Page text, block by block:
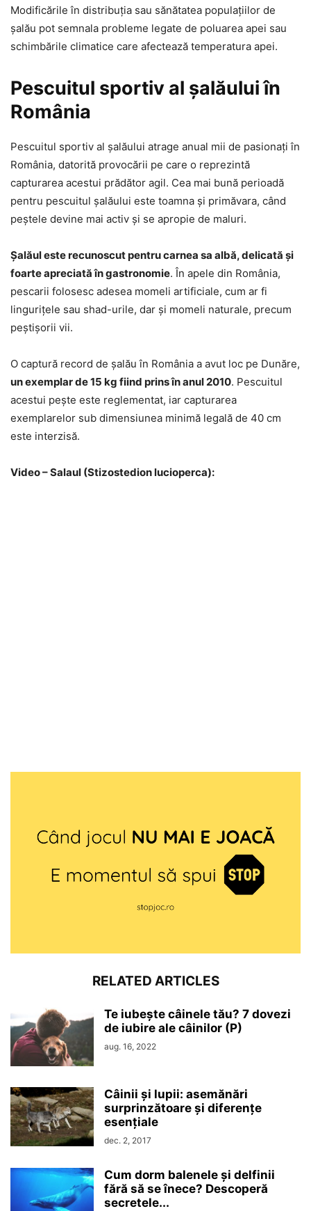
Modificările în distribuția sau sănătatea populațiilor de
șalău pot semnala probleme legate de poluarea apei sau
schimbările climatice care afectează temperatura apei.
Pescuitul sportiv al șalăului în
România
Pescuitul sportiv al șalăului atrage anual mii de pasionați în
România, datorită provocării pe care o reprezintă
capturarea acestui prădător agil. Cea mai bună perioadă
pentru pescuitul șalăului este toamna și primăvara, când
peștele devine mai activ și se apropie de maluri.
Șalăul este recunoscut pentru carnea sa albă, delicată și
foarte apreciată în gastronomie. În apele din România,
pescarii folosesc adesea momeli artificiale, cum ar fi
lingurițele sau shad-urile, dar și momeli naturale, precum
peștișorii vii.
O captură record de șalău în România a avut loc pe Dunăre,
un exemplar de 15 kg fiind prins în anul 2010. Pescuitul
acestui pește este reglementat, iar capturarea
exemplarelor sub dimensiunea minimă legală de 40 cm
este interzisă.
Video – Salaul (Stizostedion lucioperca):
RELATED ARTICLES
Te iubește câinele tău? 7 dovezi
de iubire ale câinilor (P)
aug. 16, 2022
Câinii și lupii: asemănări
surprinzătoare și diferențe
esențiale
dec. 2, 2017
Cum dorm balenele și delfinii
fără să se înece? Descoperă
secretele...